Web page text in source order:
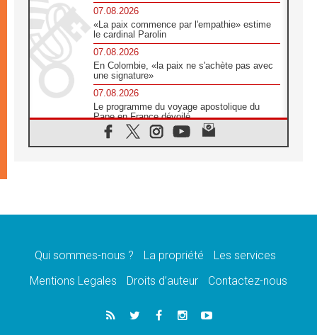
07.08.2026
«La paix commence par l'empathie» estime
le cardinal Parolin
07.08.2026
En Colombie, «la paix ne s'achète pas avec
une signature»
07.08.2026
Le programme du voyage apostolique du
Pape en France dévoilé
07.08.2026
1ère Conférence continentale sur l'éducation
07.08.2026
07.08.2026
lancement des «dix jours de prière pour la
06.08.2026
Préparatifs des JMJ 2027 à Séoul: «c'est
Qui sommes-nous ? La propriété
Les services
Mentions Legales
Droits d’auteur Contactez-nous